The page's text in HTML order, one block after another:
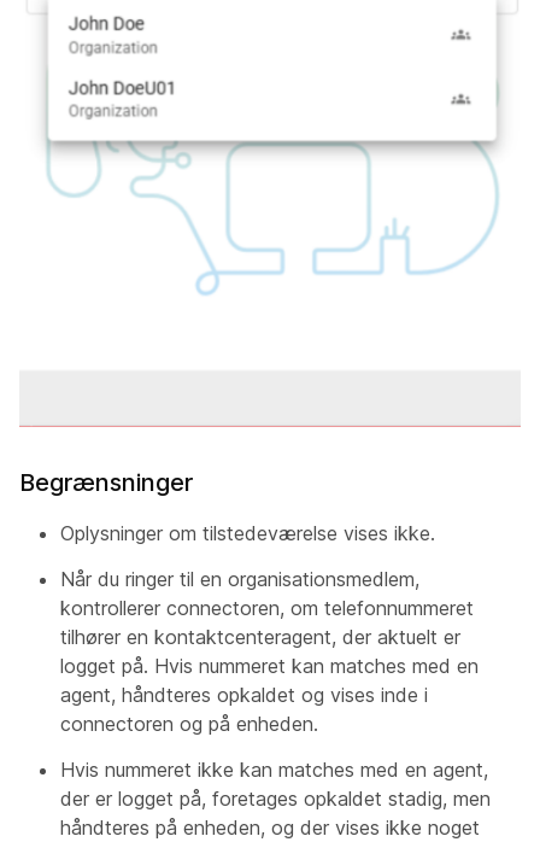
Begrænsninger
Oplysninger om tilstedeværelse vises ikke.
Når du ringer til en organisationsmedlem,
kontrollerer connectoren, om telefonnummeret
tilhører en kontaktcenteragent, der aktuelt er
logget på. Hvis nummeret kan matches med en
agent, håndteres opkaldet og vises inde i
connectoren og på enheden.
Hvis nummeret ikke kan matches med en agent,
der er logget på, foretages opkaldet stadig, men
håndteres på enheden, og der vises ikke noget